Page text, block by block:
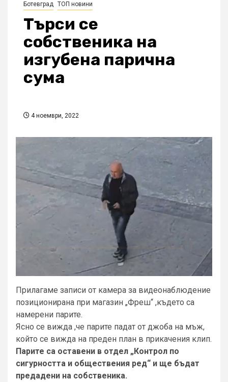
Ботевград ТОП новини
Търси се
собственика на
изгубена парична
сума
4 ноември, 2022
Прилагаме записи от камера за видеонаблюдение
позиционирана при магазин „Фреш“ ,където са
намерени парите.
Ясно се вижда ,че парите падат от джоба на мъж,
който се вижда на преден план в прикачения клип.
Парите са оставени в отдел „Контрол по
сигурността и обществения ред“ и ще бъдат
предадени на собственика.